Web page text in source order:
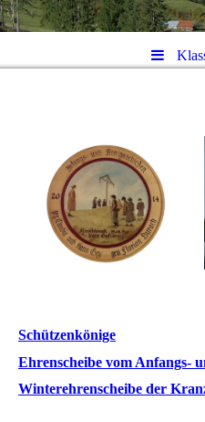
Schützenkönige
Ehrenscheibe vom Anfangs-
Winterehrenscheibe der